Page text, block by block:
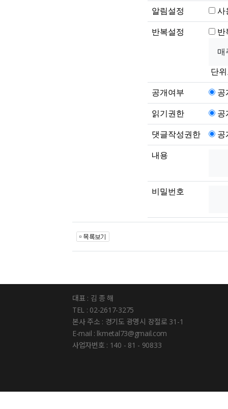
알림설정 사
반복설정
단
공개여부
읽기권한
댓글작성권한
내용
비밀번호
대표 : 김 종 해
TEL : 02-2617-3275
본사 주소 : 경기도 광명시 장절로 31-1
E-mail : lkmetal73@gmail.com
사업자번호 : 140 - 81 - 90833